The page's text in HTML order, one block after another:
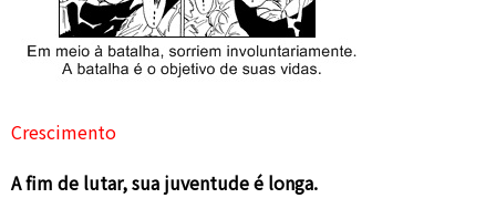
Crescimento
A fim de lutar, sua juventude é longa.